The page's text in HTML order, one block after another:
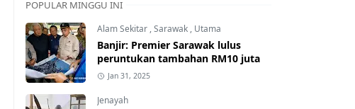
POPULAR MINGGU INI
Alam Sekitar ,Sarawak , Utama
Banjir: Premier Sarawak lulus
peruntukan tambahan RM10 juta
Jan 31, 2025
Jenayah